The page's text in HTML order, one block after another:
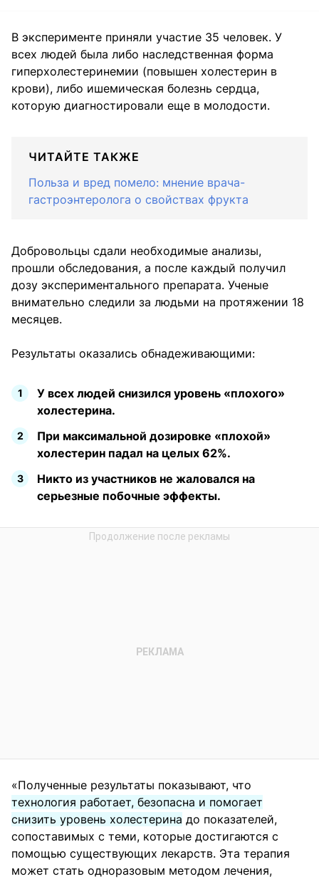
В эксперименте приняли участие 35 человек. У
всех людей была либо наследственная форма
гиперхолестеринемии (повышен холестерин в
крови), либо ишемическая болезнь сердца,
которую диагностировали еще в молодости.
ЧИТАЙТЕ ТАКЖЕ
Польза и вред помело: мнение врача-
гастроэнтеролога о свойствах фрукта
Добровольцы сдали необходимые анализы,
прошли обследования, а после каждый получил
дозу экспериментального препарата. Ученые
внимательно следили за людьми на протяжении 18
месяцев.
Результаты оказались обнадеживающими:
У всех людей снизился уровень «плохого»
холестерина.
При максимальной дозировке «плохой»
холестерин падал на целых 62%.
Никто из участников не жаловался на
серьезные побочные эффекты.
«Полученные результаты показывают, что
технология работает, безопасна и помогает
снизить уровень холестерина до показателей,
сопоставимых с теми, которые достигаются с
помощью существующих лекарств. Эта терапия
может стать одноразовым методом лечения,